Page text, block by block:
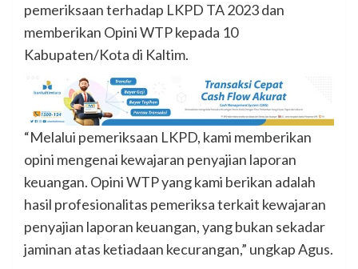
pemeriksaan terhadap LKPD TA 2023 dan
memberikan Opini WTP kepada 10
Kabupaten/Kota di Kaltim.
“Melalui pemeriksaan LKPD, kami memberikan
opini mengenai kewajaran penyajian laporan
keuangan. Opini WTP yang kami berikan adalah
hasil profesionalitas pemeriksa terkait kewajaran
penyajian laporan keuangan, yang bukan sekadar
jaminan atas ketiadaan kecurangan,” ungkap Agus.